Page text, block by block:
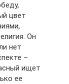
цвет
Он
нет
–
ищет
ее